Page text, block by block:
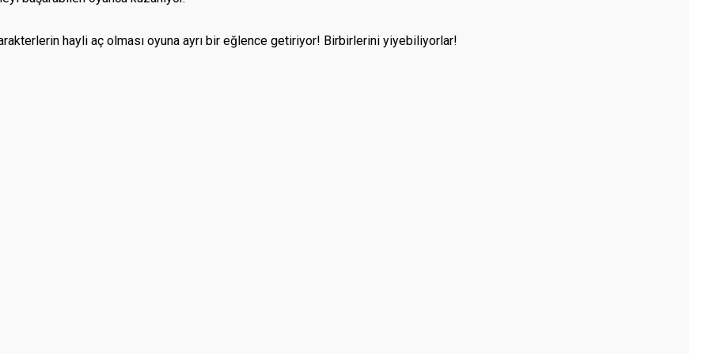
hayli aç olması oyuna ayrı bir eğlence getiriyor! Birbirlerini yiyebiliyorlar!